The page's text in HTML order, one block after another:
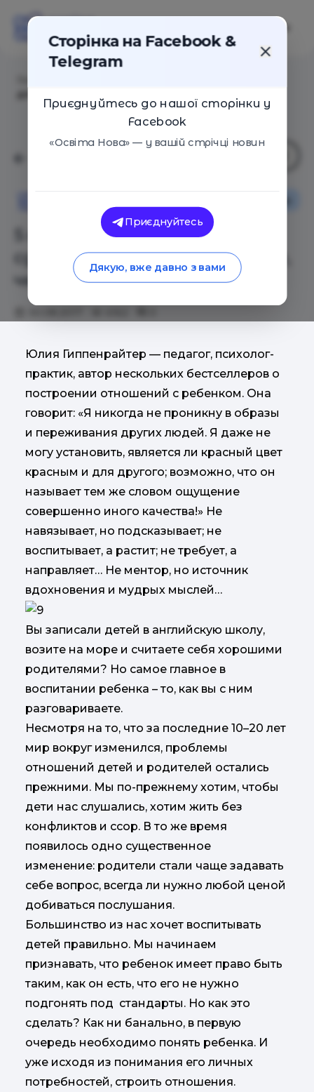
5 вещей, которые нужно
сделать для ребенка прежде,
чем его воспитывать
Юлия Гиппенрайтер — педагог, психолог-
практик, автор нескольких бестселлеров о
построении отношений с ребенком. Она
говорит: «Я никогда не проникну в образы
и переживания других людей. Я даже не
могу установить, является ли красный цвет
красным и для другого; возможно, что он
называет тем же словом ощущение
совершенно иного качества!» Не
навязывает, но подсказывает; не
воспитывает, а растит; не требует, а
направляет… Не ментор, но источник
вдохновения и мудрых мыслей…
Вы записали детей в английскую школу,
возите на море и считаете себя хорошими
родителями? Но самое главное в
воспитании ребенка – то, как вы с ним
разговариваете.
Несмотря на то, что за последние 10–20 лет
мир вокруг изменился, проблемы
отношений детей и родителей остались
прежними. Мы по-прежнему хотим, чтобы
дети нас слушались, хотим жить без
конфликтов и ссор. В то же время
появилось одно существенное
изменение: родители стали чаще задавать
себе вопрос, всегда ли нужно любой ценой
добиваться послушания.
Большинство из нас хочет воспитывать
детей правильно. Мы начинаем
признавать, что ребенок имеет право быть
таким, как он есть, что его не нужно
подгонять под стандарты. Но как это
сделать? Как ни банально, в первую
очередь необходимо понять ребенка. И
уже исходя из понимания его личных
потребностей, строить отношения.
Сторінка на Facebook &
Telegram
Приєднуйтесь до нашої сторінки у
Facebook
«Освіта Нова» — у вашій стрічці новин
Приєднуйтесь
Дякую, вже давно з вами